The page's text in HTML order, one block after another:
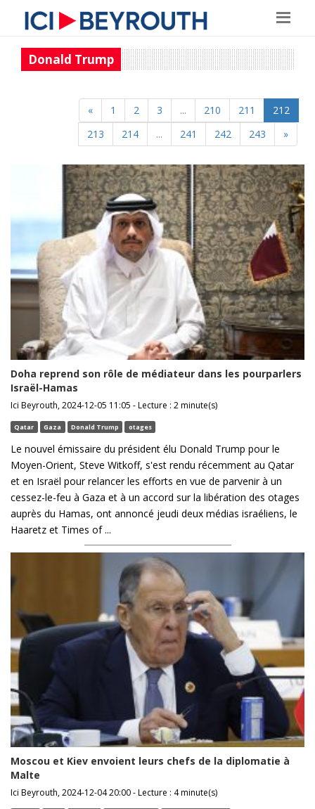
Donald Trump
« 1 2 3 ... 210 211
212
213
214 ... 241 242 243 »
Doha reprend son rôle de médiateur dans les pourparlers
Israël-Hamas
Ici Beyrouth, 2024-12-05 11:05 - Lecture : 2 minute(s)
Qatar Gaza Donald Trump otages
Le nouvel émissaire du président élu Donald Trump pour le
Moyen-Orient, Steve Witkoff, s'est rendu récemment au Qatar
et en Israël pour relancer les efforts en vue de parvenir à un
cessez-le-feu à Gaza et à un accord sur la libération des otages
auprès du Hamas, ont annoncé jeudi deux médias israéliens, le
Haaretz et Times of ...
Moscou et Kiev envoient leurs chefs de la diplomatie à
Malte
Ici Beyrouth, 2024-12-04 20:00 - Lecture : 4 minute(s)